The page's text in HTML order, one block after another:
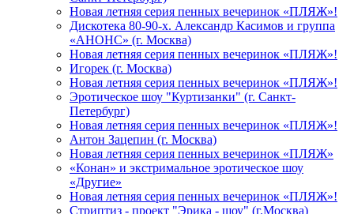
Новая летняя серия пенных вечеринок «ПЛЯЖ»!
Дискотека 80-90-х. Александр Касимов и группа
«АНОНС» (г. Москва)
Новая летняя серия пенных вечеринок «ПЛЯЖ»!
Игорек (г. Москва)
Новая летняя серия пенных вечеринок «ПЛЯЖ»!
Эротическое шоу "Куртизанки" (г. Санкт-
Петербург)
Новая летняя серия пенных вечеринок «ПЛЯЖ»!
Антон Зацепин (г. Москва)
Новая летняя серия пенных вечеринок «ПЛЯЖ»
«Конан» и экстримальное эротическое шоу
«Другие»
Новая летняя серия пенных вечеринок «ПЛЯЖ»!
Стриптиз - проект "Эрика - шоу" (г.Москва)